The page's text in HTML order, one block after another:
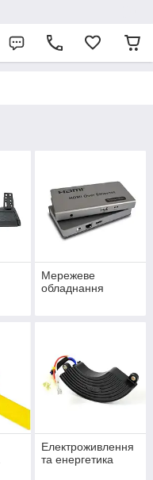
Мережеве
обладнання
Електроживлення
та енергетика